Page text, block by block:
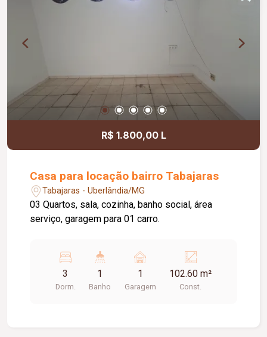
R$ 1.800,00 L
Casa para locação bairro Tabajaras
Tabajaras - Uberlândia/MG
03 Quartos, sala, cozinha, banho social, área
serviço, garagem para 01 carro.
3
Dorm.
1
Banho
1
Garagem
102.60 m²
Const.